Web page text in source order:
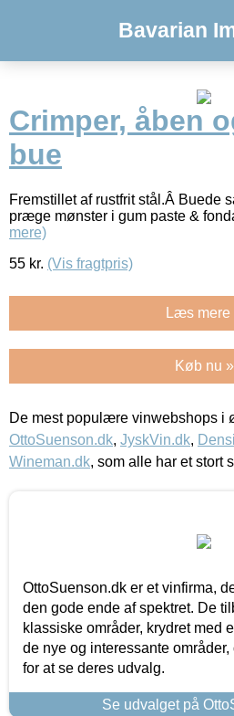
Bavarian
Crimper, åben
bue
Fremstillet af rustfrit stål.Â Buede
præge mønster i gum paste &
mere)
55 kr. (Vis fragtpris)
Læs mere
Køb nu »
De mest populære vinwebshops i
OttoSuenson.dk, JyskVin.dk,
Wineman.dk, som alle har et stort
OttoSuenson.dk er et vinfirma,
den gode ende af spektret. De
klassiske områder, krydret med
de nye og interessante
for at se deres udvalg.
Se udvalget på